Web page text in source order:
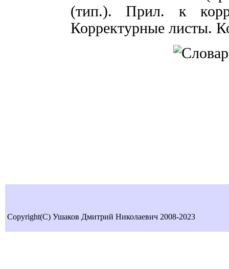
(тип.). Прил. к
Корректурные листы.
Copyright(C) Ушаков Дмитрий Николаевич 2008-2023